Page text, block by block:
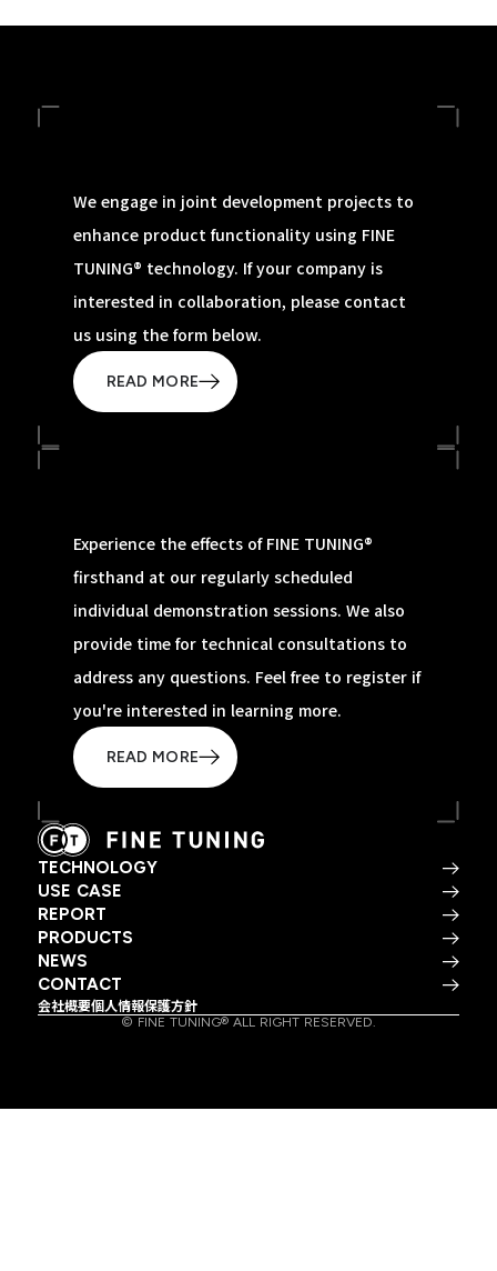
We engage in joint development projects to
enhance product functionality using FINE
TUNING® technology. If your company is
interested in collaboration, please contact
us using the form below.
READ MORE
Experience the effects of FINE TUNING®
firsthand at our regularly scheduled
individual demonstration sessions. We also
provide time for technical consultations to
address any questions. Feel free to register if
you're interested in learning more.
READ MORE
TECHNOLOGY
USE CASE
REPORT
PRODUCTS
NEWS
CONTACT
会社概要個人情報保護方針
© FINE TUNING® ALL RIGHT RESERVED.